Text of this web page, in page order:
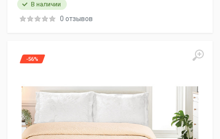
-56%
0 отзывов
В наличии